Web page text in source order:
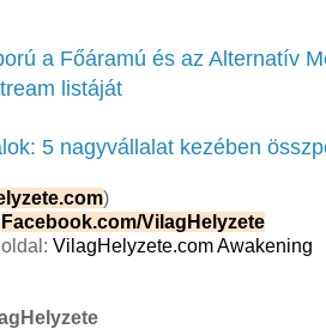
a Főáramú és az Alternatív
listáját
5 nagyvállalat kezében
)
Facebook.com/VilagHelyzete
VilagHelyzete.com Awakening